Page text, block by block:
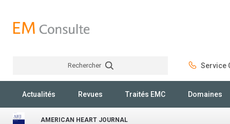
Rechercher Service
Actualités Revues Traités EMC Domaines
AMERICAN HEART JOURNAL